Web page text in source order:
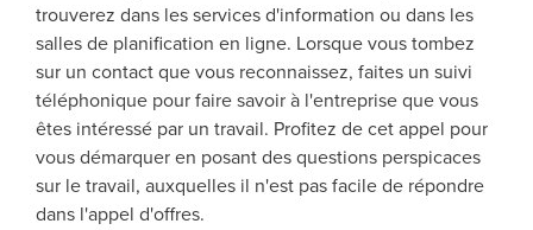
trouverez dans les services d'information ou dans les
salles de planification en ligne. Lorsque vous tombez
sur un contact que vous reconnaissez, faites un suivi
téléphonique pour faire savoir à l'entreprise que vous
êtes intéressé par un travail. Profitez de cet appel pour
vous démarquer en posant des questions perspicaces
sur le travail, auxquelles il n'est pas facile de répondre
dans l'appel d'offres.